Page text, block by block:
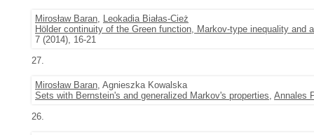
Mirosław Baran, Leokadia Białas-Cież
Hölder continuity of the Green function, Markov-type inequality and
7 (2014), 16-21
27.
Mirosław Baran, Agnieszka Kowalska
Sets with Bernstein's and generalized Markov's properties, Annales
26.